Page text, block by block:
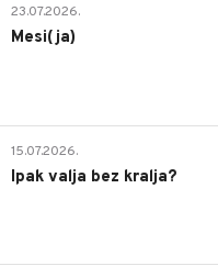
23.07.2026.
Mesi(ja)
15.07.2026.
Ipak valja bez kralja?